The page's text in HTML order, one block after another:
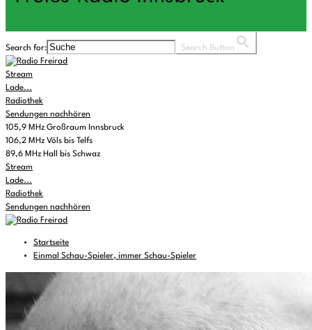
Search for: Search Button
Stream
Lade...
Radiothek
Sendungen nachhören
105,9 MHz Großraum Innsbruck
106,2 MHz Völs bis Telfs
89,6 MHz Hall bis Schwaz
Stream
Lade...
Radiothek
Sendungen nachhören
Startseite
Einmal Schau-Spieler, immer Schau-Spieler